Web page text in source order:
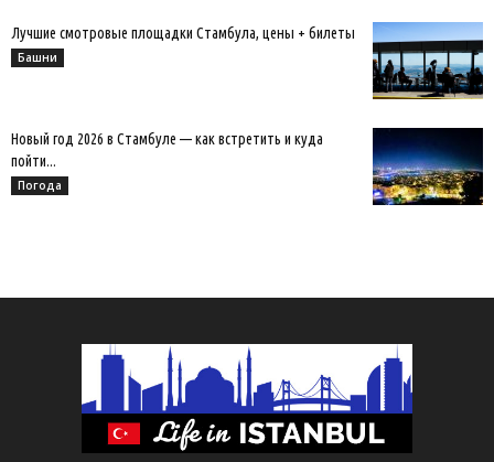
Лучшие смотровые площадки Стамбула, цены + билеты
Башни
Новый год 2026 в Стамбуле — как встретить и куда
пойти...
Погода